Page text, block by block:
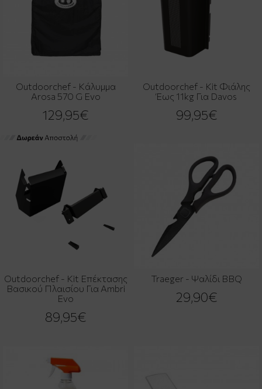
Outdoorchef - Κάλυμμα
Arosa 570 G Evo
129,95€
Outdoorchef - Kit Φιάλης
Έως 11kg Για Davos
99,95€
Outdoorchef - Kit Επέκτασης
Βασικού Πλαισίου Για Ambri
Evo
89,95€
Traeger - Ψαλίδι BBQ
29,90€